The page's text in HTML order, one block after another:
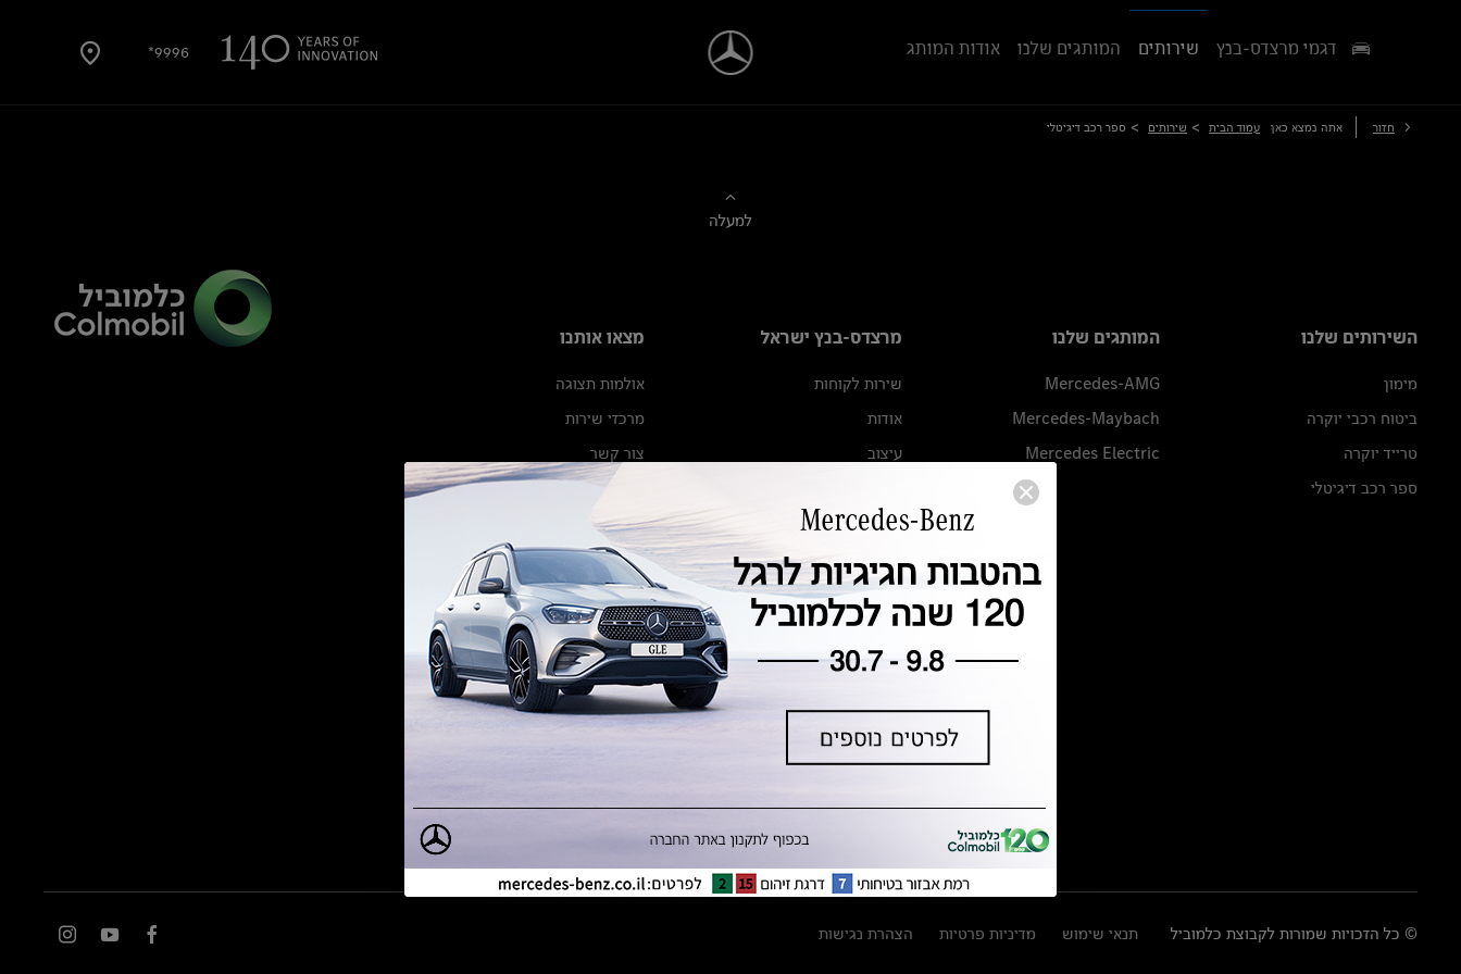
9996* דגמי מרצדס-בנץ שירותים המותגים שלנו אודות המותג
חזור אתה נמצא כאן עמוד הבית > שירותים > ספר רכב דיגיטלי
למעלה
השירותים שלנו
מימון
ביטוח רכבי יוקרה
טרייד יוקרה
ספר רכב דיגיטלי
המותגים שלנו
Mercedes-AMG
Mercedes-Maybach
Mercedes Electric
מרצדס-בנץ ישראל
שירות לקוחות
אודות
עיצוב
מגזין מרצדס-בנץ
ספרי רכב מרצדס-בנץ
נתוני זיהום אוויר וצריכת דלק וחשמל
נתוני תווית צמיגים
מחירון חלפים
הודעה על הטבות לרכבי מרצדס בהסדר
מצאו אותנו
אולמות תצוגה
מרכזי שירות
צור קשר
© כל הזכויות שמורות לקבוצת כלמוביל תנאי שימוש מדיניות פרטיות הצהרת נגישות